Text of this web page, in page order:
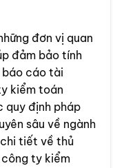
đơn vị quan
đảm bảo tính
báo cáo tài
kiểm toán
quy định pháp
sâu về ngành
tiết về thủ
ty kiểm